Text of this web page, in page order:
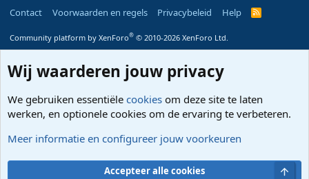
Contact
Voorwaarden en regels Privacybeleid Help
R
S
Community platform by XenForo® © 2010-2026 XenForo Ltd.
Wij waarderen jouw privacy
We gebruiken essentiële cookies om deze site te laten
werken, en optionele cookies om de ervaring te verbeteren.
Meer informatie en configureer jouw voorkeuren
Accepteer alle cookies